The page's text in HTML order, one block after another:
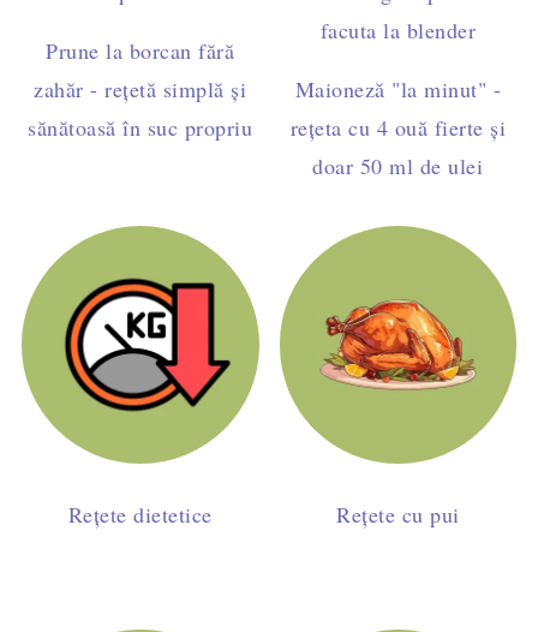
Prune la borcan fără
zahăr - rețetă simplă și
sănătoasă în suc propriu
Maioneză "la minut" -
rețeta cu 4 ouă fierte și
doar 50 ml de ulei
Rețete dietetice Rețete cu pui